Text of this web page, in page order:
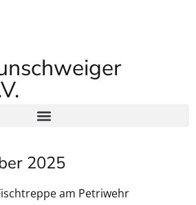
2025
am Petriwehr